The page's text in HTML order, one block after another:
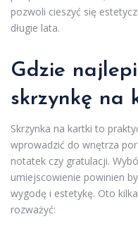
pozwoli cieszyć się
długie lata.
Gdzie
skrzynkę na
Skrzynka na kartki to
wprowadzić do wnętrza
notatek czy gratulacji.
umiejscowienie powinien
wygodę i estetykę. Oto
rozważyć: